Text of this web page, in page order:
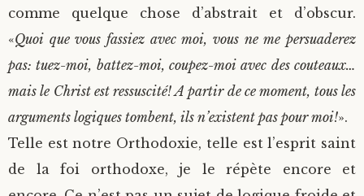
comme quelque chose d’abstrait et d’obscur.
«Quoi que vous fassiez avec moi, vous ne me persuaderez
pas: tuez-moi, battez-moi, coupez-moi avec des couteaux…
mais le Christ est ressuscité! A partir de ce moment, tous les
arguments logiques tombent, ils n’existent pas pour moi!».
Telle est notre Orthodoxie, telle est l’esprit saint
de la foi orthodoxe, je le répète encore et